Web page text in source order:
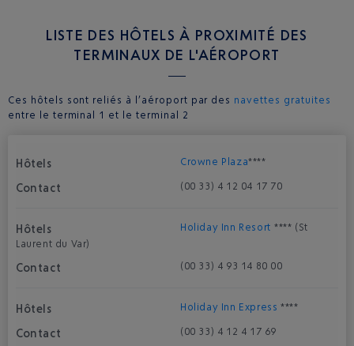
LISTE DES HÔTELS À PROXIMITÉ DES
TERMINAUX DE L'AÉROPORT
Ces hôtels sont reliés à l’aéroport par des navettes gratuites
entre le terminal 1 et le terminal 2
Crowne Plaza****
(00 33) 4 12 04 17 70
Holiday Inn Resort **** (St
Laurent du Var)
(00 33) 4 93 14 80 00
Holiday Inn Express ****
(00 33) 4 12 4 17 69